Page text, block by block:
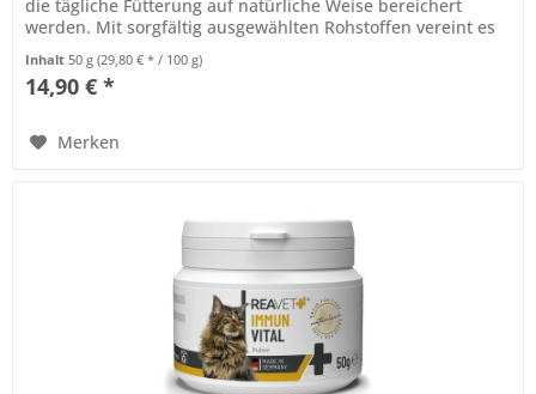
die tägliche Fütterung auf natürliche Weise bereichert
werden. Mit sorgfältig ausgewählten Rohstoffen vereint es
Inhalt50 g(29,80 € * / 100 g)
14,90 € *
Merken